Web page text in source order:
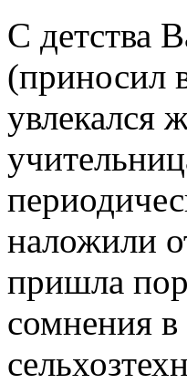
С детства
(приносил
увлекался
наложили
пришла
сомнения